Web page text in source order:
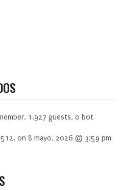
1.927 guests, 0 bot
, on 8 mayo, 2026 @ 3:59 pm